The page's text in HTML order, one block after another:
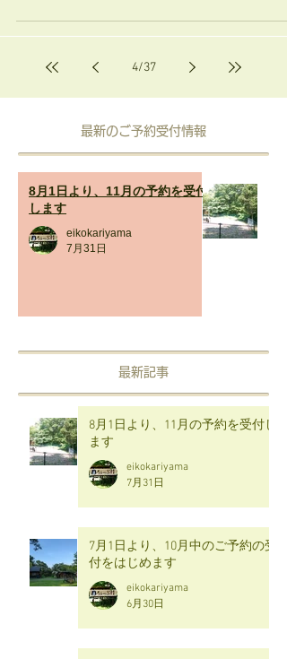
4/37
​最新のご予約受付情報
8月1日より、11月の予約を受付
します
eikokariyama
7月31日
最新記事
8月1日より、11月の予約を受付し
ます
eikokariyama
7月31日
7月1日より、10月中のご予約の受
付をはじめます
eikokariyama
6月30日